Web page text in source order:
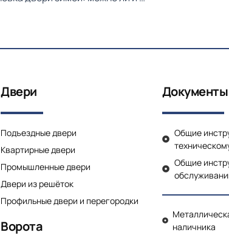
Двери
Подъездные двери
Квартирные двери
Промышленные двери
Двери из решёток
Профильные двери и перегородки
Ворота
Документы
Общие
Общие
наличника